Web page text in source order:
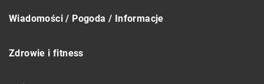
Wiadomości / Pogoda / Informacje
Zdrowie i fitness